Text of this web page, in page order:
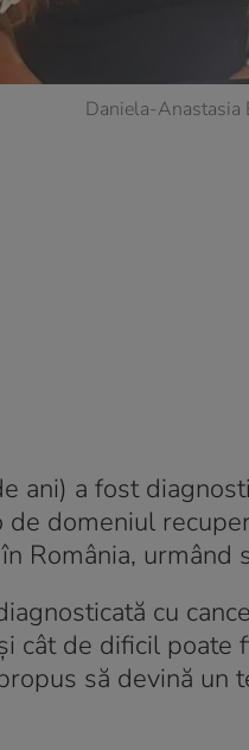
Daniela-Anastasia
ani) a fost
domeniul
România, urmând
cu
cât de dificil poate
să devină un